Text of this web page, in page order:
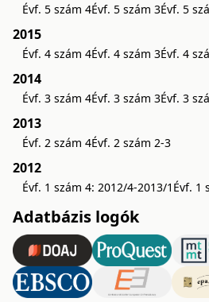
Évf. 5 szám 4Évf. 5 szám 3Évf. 5
2015
Évf. 4 szám 4Évf. 4 szám 3Évf. 4
2014
Évf. 3 szám 4Évf. 3 szám 3Évf. 3
2013
Évf. 2 szám 4Évf. 2 szám 2-3
2012
Évf. 1 szám 4: 2012/4-2013/1 Évf. 1
Adatbázis logók